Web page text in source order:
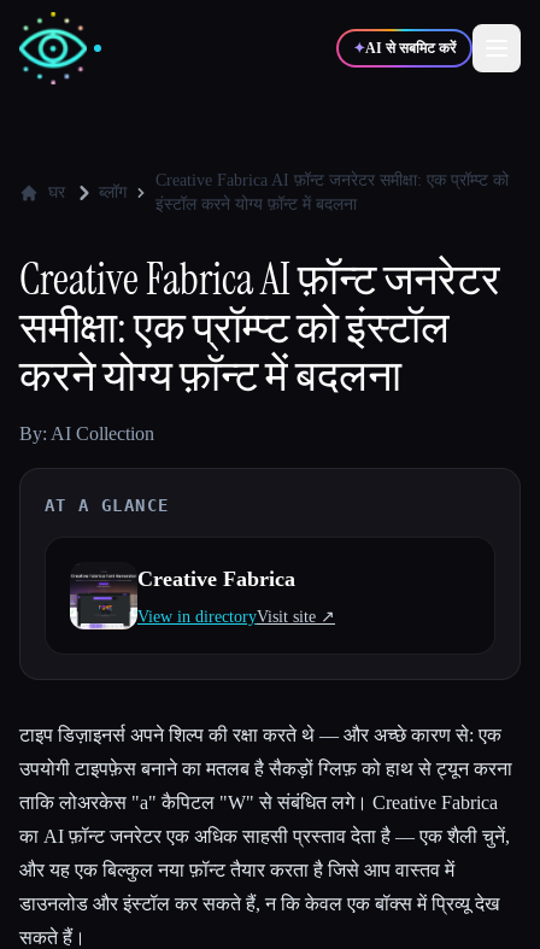
✦AI से सबमिट करें
🎨 डिज़ाइनर
डेवलपर्स 📈मार्केटर्स
🎓विद्यार्थी 🎬क्रिएटर्स
ब्लॉग
सभी श्रेणियाँ
घर ब्लॉग
Creative Fabrica AI फ़ॉन्ट जनरेटर समीक्षा: एक प्रॉम्प्ट को
इंस्टॉल करने योग्य फ़ॉन्ट में बदलना
Creative Fabrica AI फ़ॉन्ट जनरेटर
समीक्षा: एक प्रॉम्प्ट को इंस्टॉल
करने योग्य फ़ॉन्ट में बदलना
By: AI Collection
AT A GLANCE
Creative Fabrica
View in directoryVisit site ↗︎
टाइप डिज़ाइनर्स अपने शिल्प की रक्षा करते थे — और अच्छे कारण से: एक
उपयोगी टाइपफ़ेस बनाने का मतलब है सैकड़ों ग्लिफ़ को हाथ से ट्यून करना
ताकि लोअरकेस "a" कैपिटल "W" से संबंधित लगे। Creative Fabrica
का AI फ़ॉन्ट जनरेटर एक अधिक साहसी प्रस्ताव देता है — एक शैली चुनें,
और यह एक बिल्कुल नया फ़ॉन्ट तैयार करता है जिसे आप वास्तव में
डाउनलोड और इंस्टॉल कर सकते हैं, न कि केवल एक बॉक्स में प्रिव्यू देख
सकते हैं।